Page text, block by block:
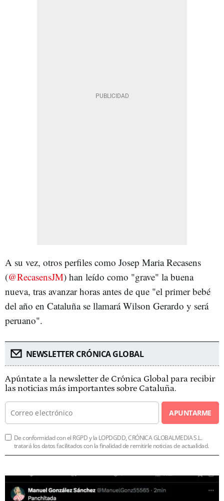
A su vez, otros perfiles como Josep Maria Recasens
(@RecasensJM) han leído como "grave" la buena
nueva, tras avanzar horas antes de que "el primer bebé
del año en Cataluña se llamará Wilson Gerardo y será
peruano".
NEWSLETTER CRÓNICA GLOBAL
Apúntate a la newsletter de Crónica Global para recibir
las noticias más importantes sobre Cataluña.
APUNTARME
De conformidad con el RGPD y la LOPDGDD, CRÓNICA GLOBALMEDIA S.L.
tratará los datos facilitados con la finalidad de remitirle noticias de actualidad.